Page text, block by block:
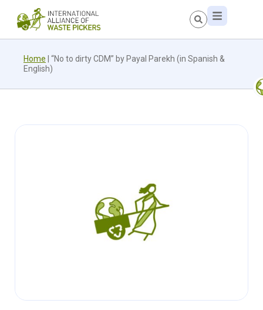
Home
“No to dirty CDM” by Payal Parekh (in Spanish &
English)